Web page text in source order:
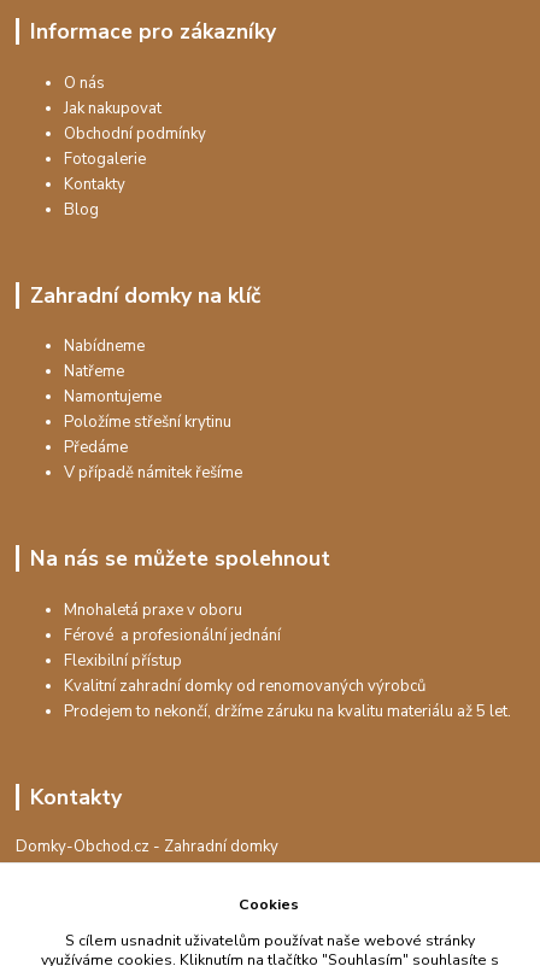
Informace pro zákazníky
O nás
Jak nakupovat
Obchodní podmínky
Fotogalerie
Kontakty
Blog
Zahradní domky na klíč
Nabídneme
Natřeme
Namontujeme
Položíme střešní krytinu
Předáme
V případě námitek řešíme
Na nás se můžete spolehnout
Mnohaletá praxe v oboru
Férové a profesionální jednání
Flexibilní přístup
Kvalitní zahradní domky od renomovaných výrobců
Prodejem to nekončí, držíme záruku na kvalitu materiálu až 5 let.
Kontakty
Domky-Obchod.cz - Zahradní domky
+420 730 501 925
info@domky-obchod.cz
Cookies
S cílem usnadnit uživatelům používat naše webové stránky
využíváme cookies. Kliknutím na tlačítko "Souhlasím" souhlasíte s